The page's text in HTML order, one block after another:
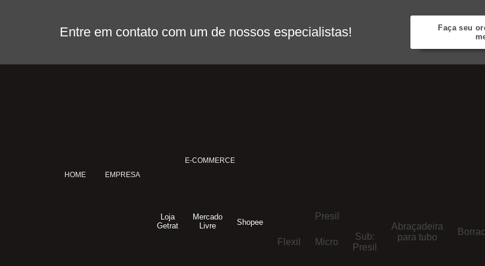
Entre em contato com um de nossos especialistas!
Faça seu
HOME EMPRESA
E-COMMERCE
Loja
Getrat
Mercado
Livre
Shopee
Presil
Flexil Micro
Sub:
Presil
Abraçadeira
para tubo